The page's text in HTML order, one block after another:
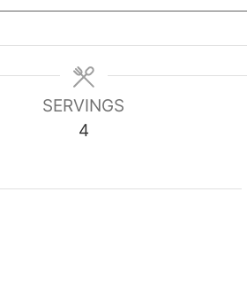
SERVINGS
4